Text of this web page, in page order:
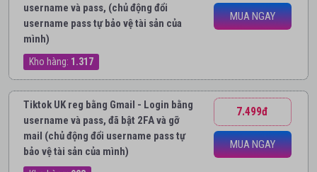
username và pass, (chủ động đổi
username pass tự bảo vệ tài sản của
mình)
Kho hàng: 1.317
MUA NGAY
Tiktok UK reg bằng Gmail - Login bằng
username và pass, đã bật 2FA và gỡ
mail (chủ động đổi username pass tự
bảo vệ tài sản của mình)
7.499đ
MUA NGAY